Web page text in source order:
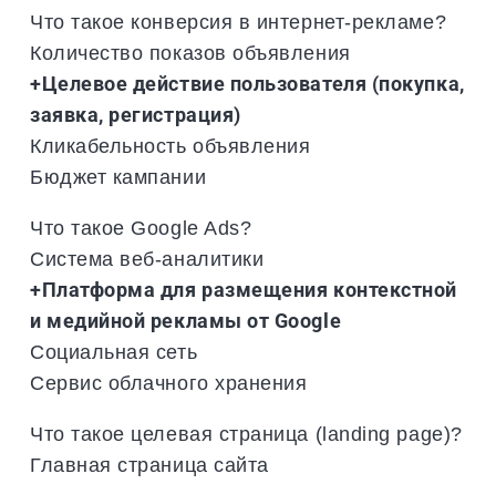
Что такое конверсия в интернет-рекламе?
Количество показов объявления
+Целевое действие пользователя (покупка,
заявка, регистрация)
Кликабельность объявления
Бюджет кампании
Что такое Google Ads?
Система веб-аналитики
+Платформа для размещения контекстной
и медийной рекламы от Google
Социальная сеть
Сервис облачного хранения
Что такое целевая страница (landing page)?
Главная страница сайта